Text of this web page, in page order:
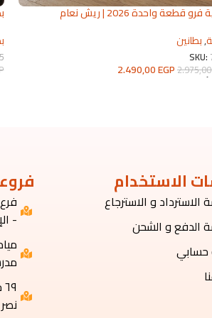
بطانية فرو قطعة واحدة 2026 | ريش نعام
,بطانين
SKU:
2.490,00EGP
أحد الخيارات
الاستخدام
الاسترداد و الاسترجاع
الدفع و الشحن
حسابي
-